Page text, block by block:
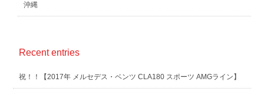
沖縄
Recent entries
祝！！【2017年 メルセデス・ベンツ CLA180 スポーツ AMGライン】